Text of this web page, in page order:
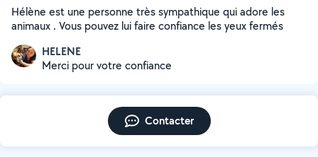
Hélène est une personne très sympathique qui adore les
animaux . Vous pouvez lui faire confiance les yeux fermés
HELENE
Merci pour votre confiance
Contacter